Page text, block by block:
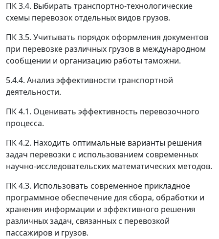
ПК 3.4. Выбирать транспортно-технологические
схемы перевозок отдельных видов грузов.
ПК 3.5. Учитывать порядок оформления документов
при перевозке различных грузов в международном
сообщении и организацию работы таможни.
5.4.4. Анализ эффективности транспортной
деятельности.
ПК 4.1. Оценивать эффективность перевозочного
процесса.
ПК 4.2. Находить оптимальные варианты решения
задач перевозки с использованием современных
научно-исследовательских математических методов.
ПК 4.3. Использовать современное прикладное
программное обеспечение для сбора, обработки и
хранения информации и эффективного решения
различных задач, связанных с перевозкой
пассажиров и грузов.